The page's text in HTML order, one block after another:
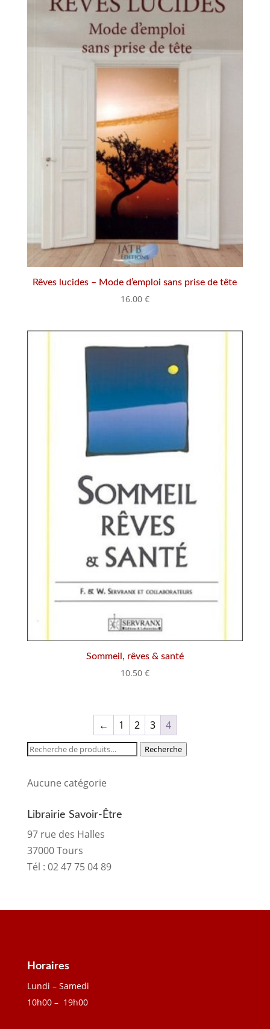
Rêves lucides – Mode d’emploi sans prise de tête
16.00 €
Sommeil, rêves & santé
10.50 €
← 1 2 3
4
Recherche
Recherche
Aucune catégorie
Librairie Savoir-Être
97 rue des Halles
37000 Tours
Tél : 02 47 75 04 89
Horaires
Lundi – Samedi
10h00 – 19h00